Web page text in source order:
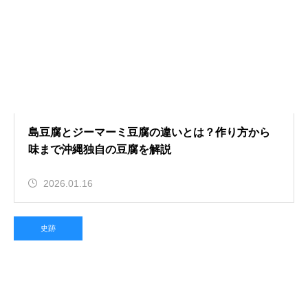
島豆腐とジーマーミ豆腐の違いとは？作り方から
味まで沖縄独自の豆腐を解説
2026.01.16
史跡